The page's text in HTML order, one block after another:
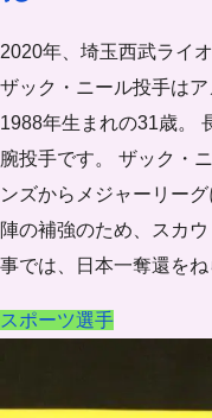
2020年、埼玉西武ライ
ザック・ニール投手は
1988年生まれの31歳。
腕投手です。 ザック・
ンズからメジャーリー
陣の補強のため、スカ
事では、日本一奪還を
スポーツ選手